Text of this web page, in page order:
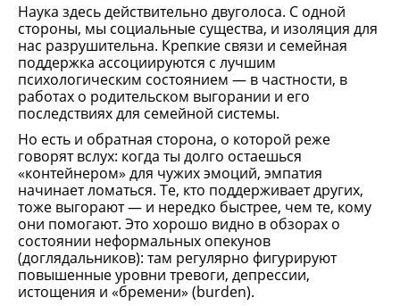
Наука здесь действительно двуголоса. С одной
стороны, мы социальные существа, и изоляция для
нас разрушительна. Крепкие связи и семейная
поддержка ассоциируются с лучшим
психологическим состоянием — в частности, в
работах о родительском выгорании и его
последствиях для семейной системы.
Но есть и обратная сторона, о которой реже
говорят вслух: когда ты долго остаешься
«контейнером» для чужих эмоций, эмпатия
начинает ломаться. Те, кто поддерживает других,
тоже выгорают — и нередко быстрее, чем те, кому
они помогают. Это хорошо видно в обзорах о
состоянии неформальных опекунов
(доглядальников): там регулярно фигурируют
повышенные уровни тревоги, депрессии,
истощения и «бремени» (burden).